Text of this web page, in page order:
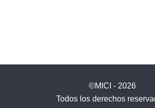
©MICI - 2026
Todos los derechos